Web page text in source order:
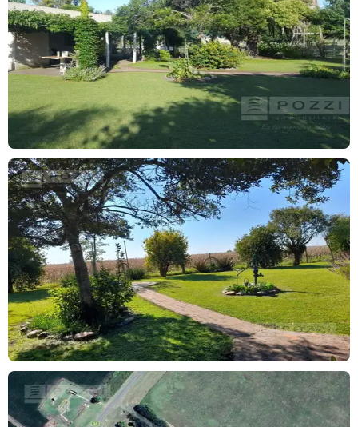
barrio cerrado, aprovechando el frente sobre ruta asfaltada y la
cercanía a Panamericana.
* Posee servidumbre sobre el frente por gasoducto.
Por su ubicación, acceso y características, es una propiedad con
potencial tanto para uso rural como para desarrollo inmobiliario.
Superficie total: 16,5 ha
Superficie agrícola: 12 ha aprox.
Casco y parque: 4,5 ha aprox.
FORMA DE PAGO: CONTADO / FINANCIACION
Si necesitas vender tu propiedad para poder realizar una compra
o mudarte, solicitanos una tasación y te asesoraremos.